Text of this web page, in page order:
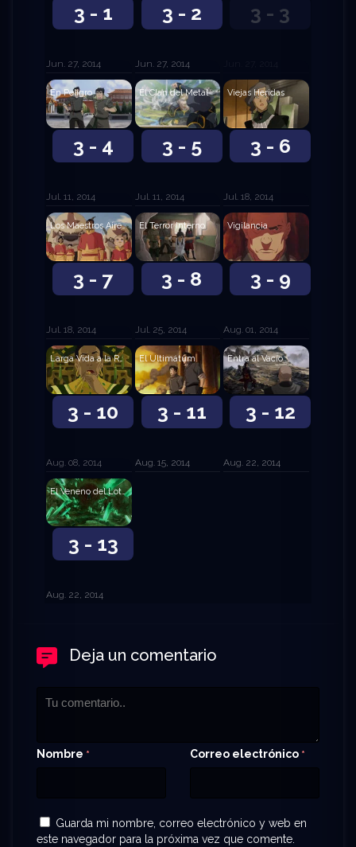
3 - 1
Jun. 27, 2014
3 - 2
Jun. 27, 2014
3 - 3
3 - 4
En Peligro
Jul. 11, 2014
3 - 5
El Clan del Metal
Jul. 11, 2014
3 - 6
Viejas Heridas
Jul. 18, 2014
3 - 7
Los Maestros Aire Originales
Jul. 18, 2014
3 - 8
El Terror Interno
Jul. 25, 2014
3 - 9
Vigilancia
Aug. 01, 2014
3 - 10
Larga Vida a la Reina
Aug. 08, 2014
3 - 11
El Ultimátum
Aug. 15, 2014
3 - 12
Entra al Vacío
Aug. 22, 2014
3 - 13
El Veneno del Loto Rojo
Aug. 22, 2014
Deja un comentario
Nombre * Correo electrónico *
Guarda mi nombre, correo electrónico y web en
este navegador para la próxima vez que comente.